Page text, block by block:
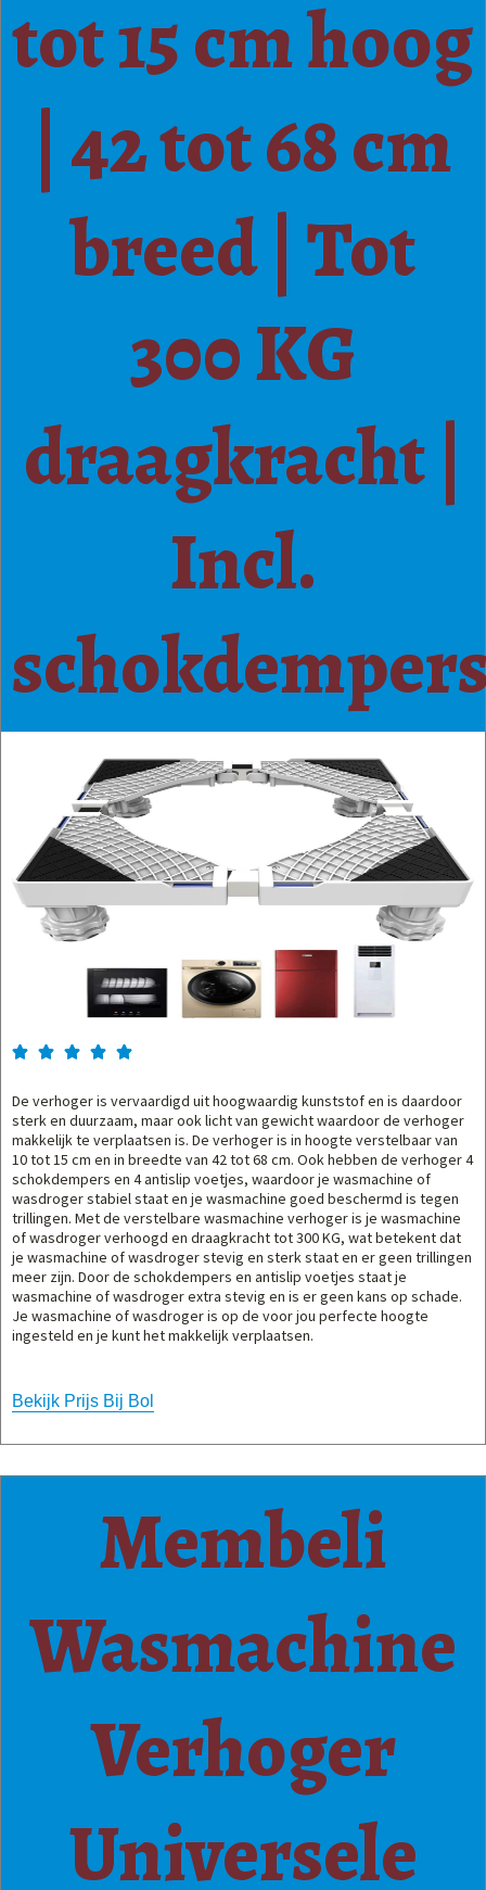
tot 15 cm hoog
| 42 tot 68 cm
breed | Tot
300 KG
draagkracht |
Incl.
    
De verhoger is vervaardigd uit hoogwaardig kunststof en is daardoor
sterk en duurzaam, maar ook licht van gewicht waardoor de verhoger
makkelijk te verplaatsen is. De verhoger is in hoogte verstelbaar van
10 tot 15 cm en in breedte van 42 tot 68 cm. Ook hebben de verhoger 4
schokdempers en 4 antislip voetjes, waardoor je wasmachine of
wasdroger stabiel staat en je wasmachine goed beschermd is tegen
trillingen. Met de verstelbare wasmachine verhoger is je wasmachine
of wasdroger verhoogd en draagkracht tot 300 KG, wat betekent dat
je wasmachine of wasdroger stevig en sterk staat en er geen trillingen
meer zijn. Door de schokdempers en antislip voetjes staat je
wasmachine of wasdroger extra stevig en is er geen kans op schade.
Je wasmachine of wasdroger is op de voor jou perfecte hoogte
ingesteld en je kunt het makkelijk verplaatsen.
Bekijk Prijs Bij Bol
Membeli
Wasmachine
Verhoger
Universele